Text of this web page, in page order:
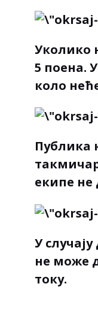
Уколико
5 поена.
коло
Публика
екипе не
У
не може
току.